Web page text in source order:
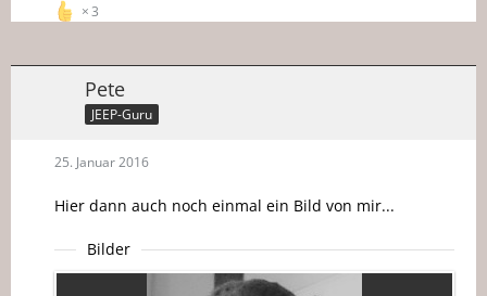
3
Pete
JEEP-Guru
25. Januar 2016
Hier dann auch noch einmal ein Bild von mir...
Bilder